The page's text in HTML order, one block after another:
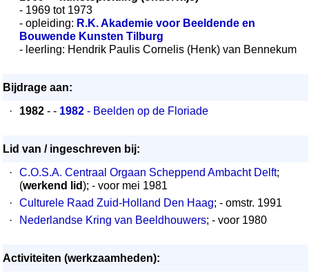
- 1969 tot 1973
- opleiding: R.K. Akademie voor Beeldende en
Bouwende Kunsten Tilburg
- leerling: Hendrik Paulis Cornelis (Henk) van Bennekum
Bijdrage aan:
·
1982 - - 1982 - Beelden op de Floriade
Lid van / ingeschreven bij:
·
C.O.S.A. Centraal Orgaan Scheppend Ambacht Delft;
(werkend lid); - voor mei 1981
·
Culturele Raad Zuid-Holland Den Haag; - omstr. 1991
·
Nederlandse Kring van Beeldhouwers; - voor 1980
Activiteiten (werkzaamheden):